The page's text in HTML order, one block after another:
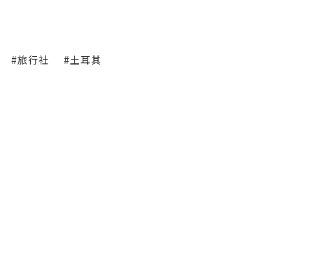
#旅行社 #土耳其